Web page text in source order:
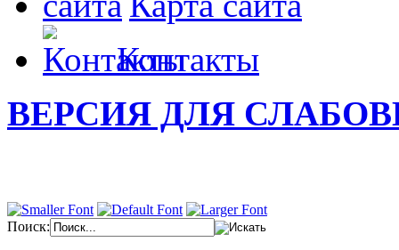
Контакты
ВЕРСИЯ ДЛЯ
Поиск: